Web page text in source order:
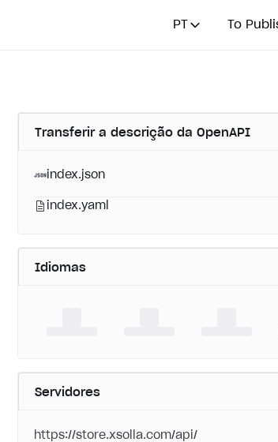
PT To
Transferir a descrição da OpenAPI
index.json
index.yaml
Idiomas
Servidores
https://store.xsolla.com/api/